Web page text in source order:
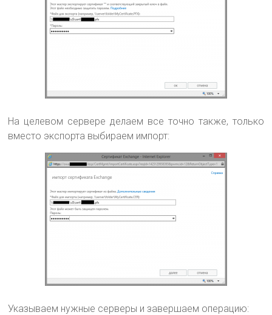
На целевом сервере делаем все точно также, только
вместо экспорта выбираем импорт:
Указываем нужные серверы и завершаем операцию: